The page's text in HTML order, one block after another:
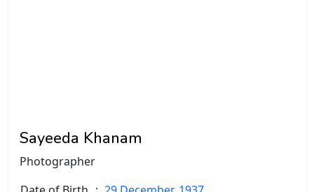
Sayeeda Khanam
Photographer